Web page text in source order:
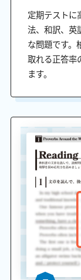
定期テストに
法、和訳、英
な問題です。
取れる正答率
ます。